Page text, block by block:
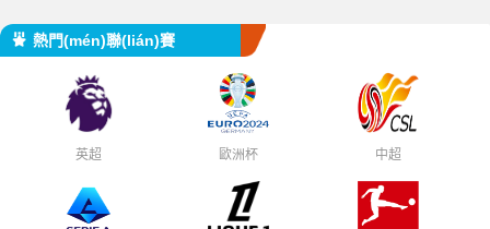
熱門(mén)聯(lián)賽
英超 歐洲杯 中超